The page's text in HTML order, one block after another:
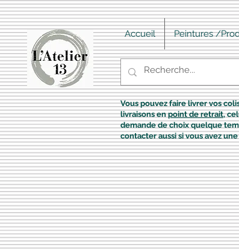
Accueil Peintures /
Vous pouvez faire livrer vos
livraisons enpoint de retrait,
demande de choix quelque
contacter aussi si vous avez